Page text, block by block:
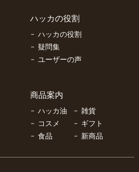
ハッカの役割
ハッカの役割
疑問集
ユーザーの声
商品案内
ハッカ油
雑貨
コスメ
ギフト
食品
新商品